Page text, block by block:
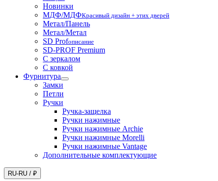
Новинки
МДФ/МДФКрасивый дизайн + этих дверей
Метал/Панель
Метал/Метал
SD Profописание
SD-PROF Premium
С зеркалом
С ковкой
Фурнитура
Замки
Петли
Ручки
Ручка-защелка
Ручки нажимные
Ручки нажимные Archie
Ручки нажимные Morelli
Ручки нажимные Vantage
Дополнительные комплектующие
RU-RU / ₽